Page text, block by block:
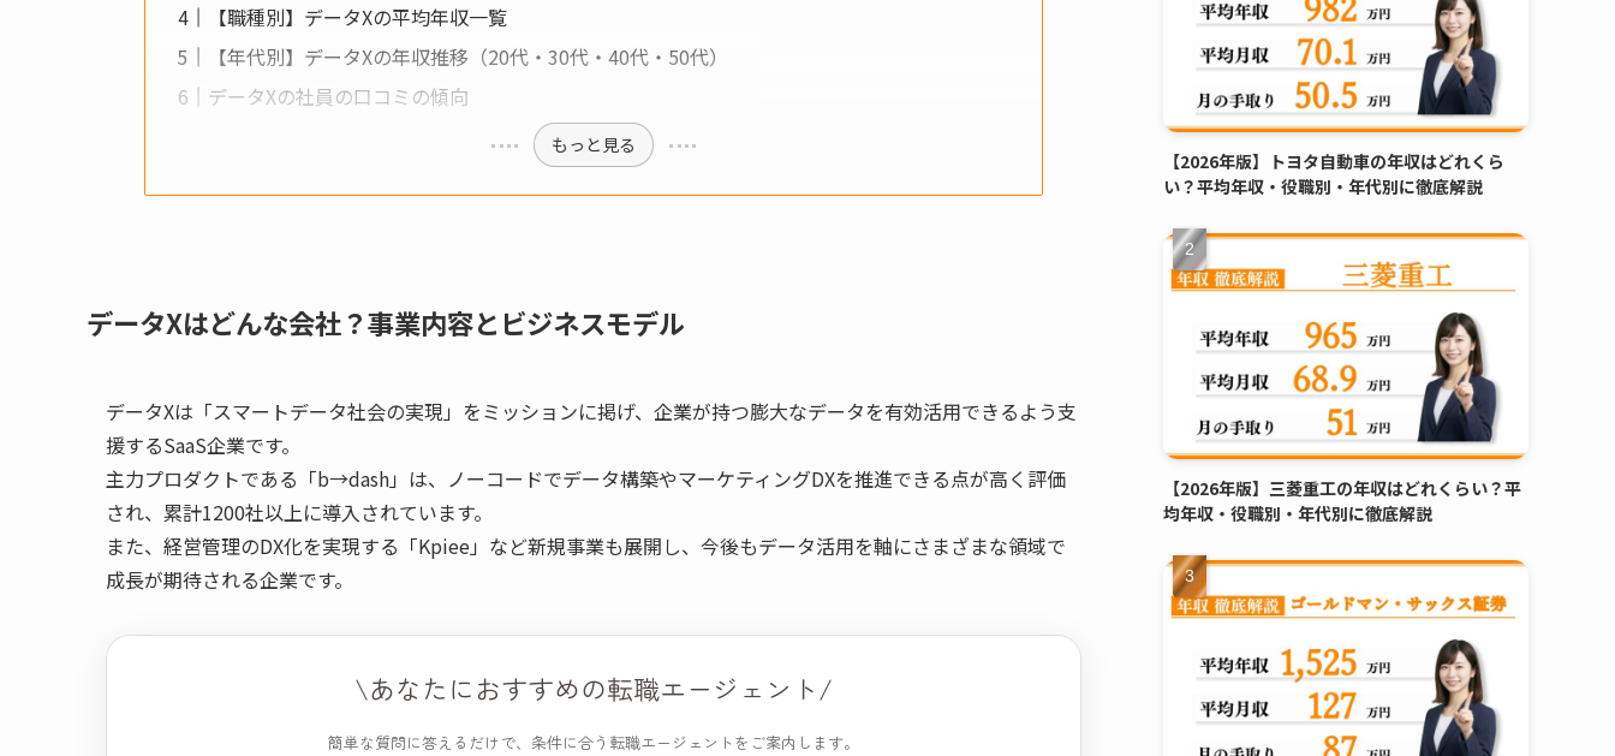
【職種別】データXの平均年収一覧
【年代別】データXの年収推移（20代・30代・40代・50代）
データXの社員の口コミの傾向
もっと見る
データXはどんな会社？事業内容とビジネスモデル
データXは「スマートデータ社会の実現」をミッションに掲げ、企業が持つ膨大なデータを有効活用できるよう支
援するSaaS企業です。
主力プロダクトである「b→dash」は、ノーコードでデータ構築やマーケティングDXを推進できる点が高く評価
され、累計1200社以上に導入されています。
また、経営管理のDX化を実現する「Kpiee」など新規事業も展開し、今後もデータ活用を軸にさまざまな領域で
成長が期待される企業です。
\あなたにおすすめの転職エージェント/
簡単な質問に答えるだけで、条件に合う転職エージェントをご案内します。
【2026年版】トヨタ自動車の年収はどれくら
い？平均年収・役職別・年代別に徹底解説
【2026年版】三菱重工の年収はどれくらい？平
均年収・役職別・年代別に徹底解説